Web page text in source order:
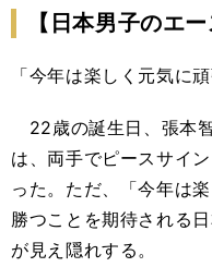
【日本男子のエ
「今年は楽しく元気に
22歳の誕生日、張本
は、両手でピースサイ
った。ただ、「今年は
勝つことを期待される
が見え隠れする。